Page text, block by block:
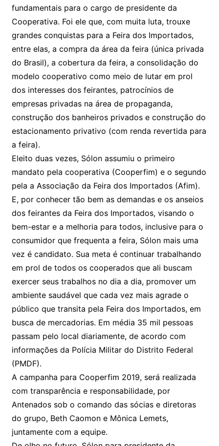
fundamentais para o cargo de presidente da
Cooperativa. Foi ele que, com muita luta, trouxe
grandes conquistas para a Feira dos Importados,
entre elas, a compra da área da feira (única privada
do Brasil), a cobertura da feira, a consolidação do
modelo cooperativo como meio de lutar em prol
dos interesses dos feirantes, patrocínios de
empresas privadas na área de propaganda,
construção dos banheiros privados e construção do
estacionamento privativo (com renda revertida para
a feira).
Eleito duas vezes, Sólon assumiu o primeiro
mandato pela cooperativa (Cooperfim) e o segundo
pela a Associação da Feira dos Importados (Afim).
E, por conhecer tão bem as demandas e os anseios
dos feirantes da Feira dos Importados, visando o
bem-estar e a melhoria para todos, inclusive para o
consumidor que frequenta a feira, Sólon mais uma
vez é candidato. Sua meta é continuar trabalhando
em prol de todos os cooperados que ali buscam
exercer seus trabalhos no dia a dia, promover um
ambiente saudável que cada vez mais agrade o
público que transita pela Feira dos Importados, em
busca de mercadorias. Em média 35 mil pessoas
passam pelo local diariamente, de acordo com
informações da Polícia Militar do Distrito Federal
(PMDF).
A campanha para Cooperfim 2019, será realizada
com transparência e responsabilidade, por
Antenados sob o comando das sócias e diretoras
do grupo, Beth Caomon e Mônica Lemets,
juntamente com a equipe.